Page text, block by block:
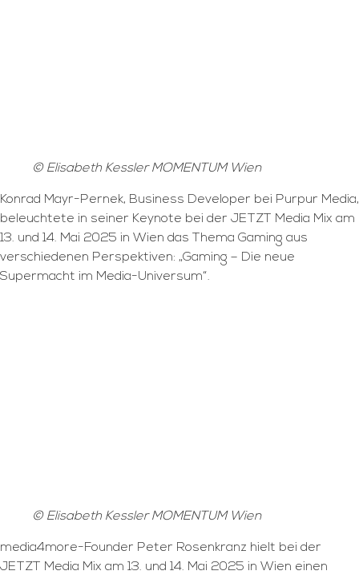
© Elisabeth Kessler MOMENTUM Wien
Konrad Mayr-Pernek, Business Developer bei Purpur Media,
beleuchtete in seiner Keynote bei der JETZT Media Mix am
13. und 14. Mai 2025 in Wien das Thema Gaming aus
verschiedenen Perspektiven: „Gaming – Die neue
Supermacht im Media-Universum“.
© Elisabeth Kessler MOMENTUM Wien
media4more-Founder Peter Rosenkranz hielt bei der
JETZT Media Mix am 13. und 14. Mai 2025 in Wien einen